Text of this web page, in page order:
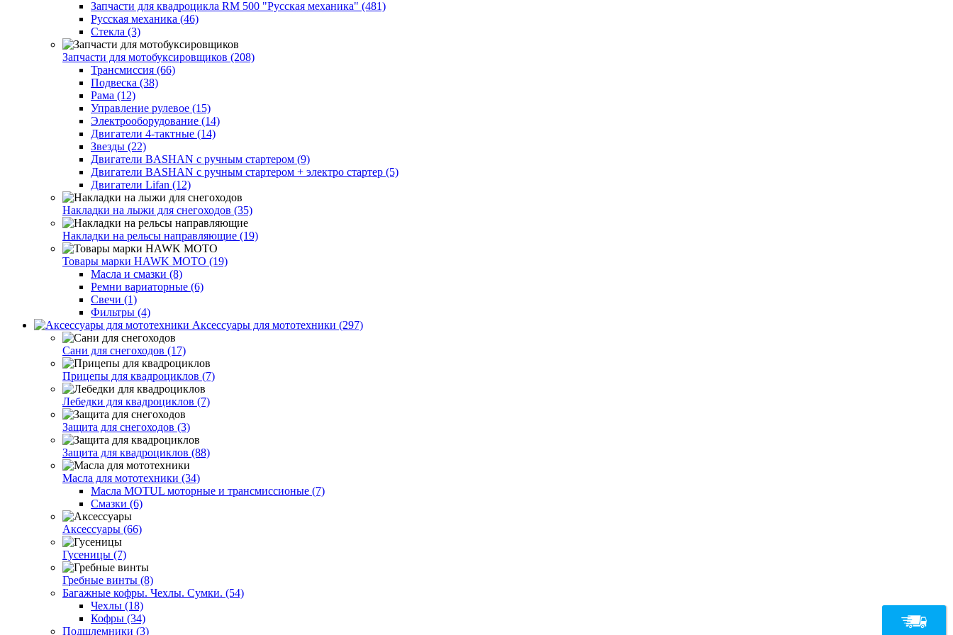
Запчасти для квадроцикла RM 500 "Русская механика" (481)
Русская механика (46)
Стекла (3)
Запчасти для мотобуксировщиков (208)
Трансмиссия (66)
Подвеска (38)
Рама (12)
Управление рулевое (15)
Электрооборудование (14)
Двигатели 4-тактные (14)
Звезды (22)
Двигатели BASHAN с ручным стартером (9)
Двигатели BASHAN с ручным стартером + электро стартер (5)
Двигатели Lifan (12)
Накладки на лыжи для снегоходов (35)
Накладки на рельсы направляющие (19)
Товары марки HAWK MOTO (19)
Масла и смазки (8)
Ремни вариаторные (6)
Свечи (1)
Фильтры (4)
Аксессуары для мототехники (297)
Сани для снегоходов (17)
Прицепы для квадроциклов (7)
Лебедки для квадроциклов (7)
Защита для снегоходов (3)
Защита для квадроциклов (88)
Масла для мототехники (34)
Масла MOTUL моторные и трансмиссионые (7)
Смазки (6)
Аксессуары (66)
Гусеницы (7)
Гребные винты (8)
Багажные кофры. Чехлы. Сумки. (54)
Чехлы (18)
Кофры (34)
Подшлемники (3)